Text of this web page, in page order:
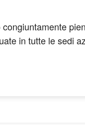
in tutte le sedi